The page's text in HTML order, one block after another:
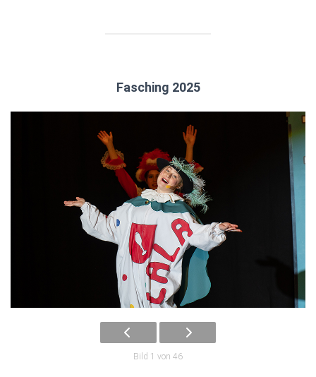
Fasching 2025
Bild 1 von 46